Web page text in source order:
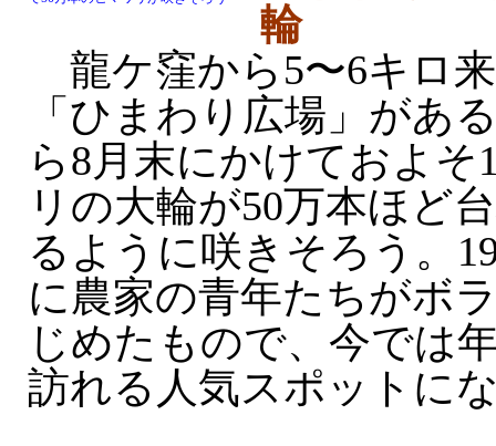
輪
龍ケ窪から5〜6キロ
「ひまわり広場」があ
ら8月末にかけておよそ
リの大輪が50万本ほど
るように咲きそろう。
に農家の青年たちがボ
じめたもので、今では
訪れる人気スポットに